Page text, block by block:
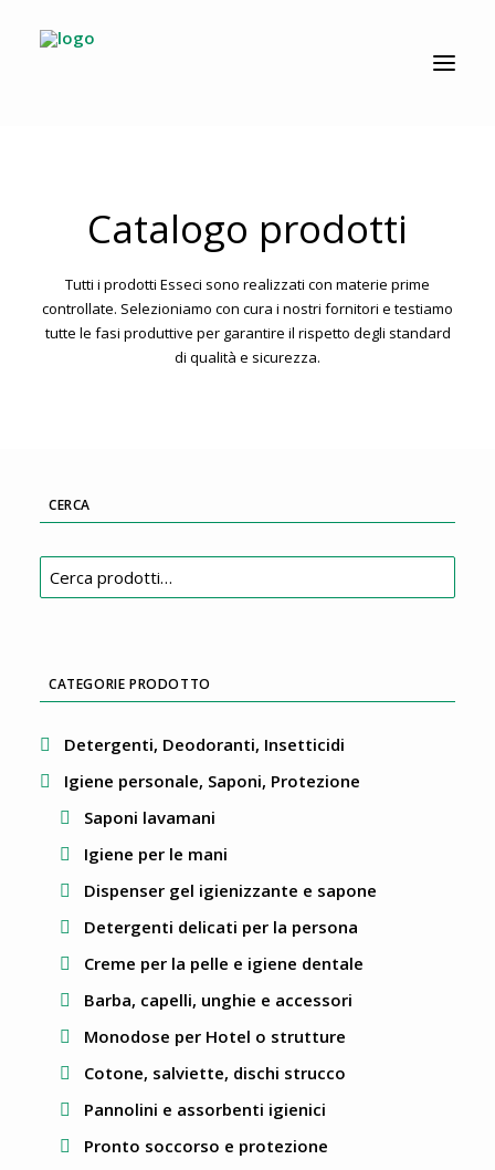
NEWS
RESOLV®
Catalogo prodotti
Tutti i prodotti Esseci sono realizzati con materie prime
controllate. Selezioniamo con cura i nostri fornitori e testiamo
tutte le fasi produttive per garantire il rispetto degli standard
di qualità e sicurezza.
CERCA
Cerca:
CATEGORIE PRODOTTO
Detergenti, Deodoranti, Insetticidi
Igiene personale, Saponi, Protezione
Saponi lavamani
Igiene per le mani
Dispenser gel igienizzante e sapone
Detergenti delicati per la persona
Creme per la pelle e igiene dentale
Barba, capelli, unghie e accessori
Monodose per Hotel o strutture
Cotone, salviette, dischi strucco
Pannolini e assorbenti igienici
Pronto soccorso e protezione